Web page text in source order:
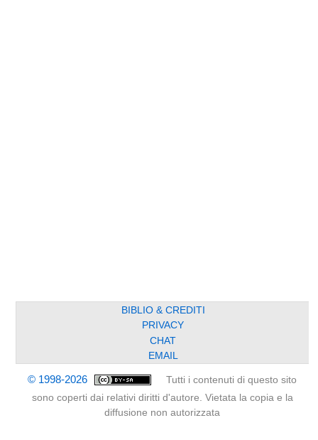
BIBLIO & CREDITI
PRIVACY
CHAT
EMAIL
© 1998-2026
Tutti i contenuti di questo sito
sono coperti dai relativi diritti d'autore. Vietata la copia e la
diffusione non autorizzata